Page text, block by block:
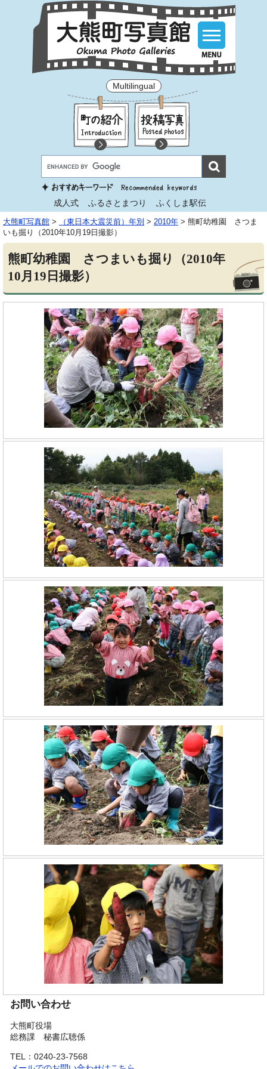
Multilingual
成人式 ふるさとまつり ふくしま駅伝
大熊町写真館 > （東日本大震災前）年別 > 2010年 > 熊町幼稚園 さつま
いも掘り（2010年10月19日撮影）
熊町幼稚園 さつまいも掘り（2010年
10月19日撮影）
お問い合わせ
大熊町役場
総務課 秘書広聴係
TEL：0240-23-7568